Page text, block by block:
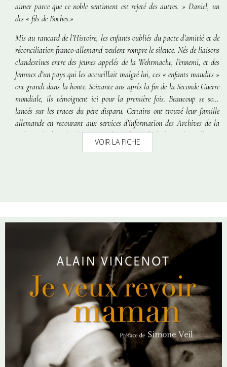
aimer parce que ce noble sentiment est rejeté des autres. » Daniel, un
des « fils de Boches.»
Mis au rancard de l’Histoire, les enfants oubliés du pacte d’amitié et de
réconciliation franco-allemand veulent rompre le silence. Nés de liaisons
clandestines entre des jeunes appelés de la Wehrmacht, l’ennemi, et des
femmes d’un pays qui les accueillait malgré lui, ces « enfants maudits »
ont grandi dans la honte. Soixante ans après la fin de la Seconde Guerre
mondiale, ils témoignent ici pour la première fois. Beaucoup se sont
lancés sur les traces du père disparu. Certains ont trouvé leur famille
allemande en recourant aux services d’information des Archives de la
Wehrmacht à Berlin, la WASt. Alors submergée de demandes, celle-ci a
décidé d’apporter son aide à ces enfants maudits. D’autres par contre
VOIR LA FICHE